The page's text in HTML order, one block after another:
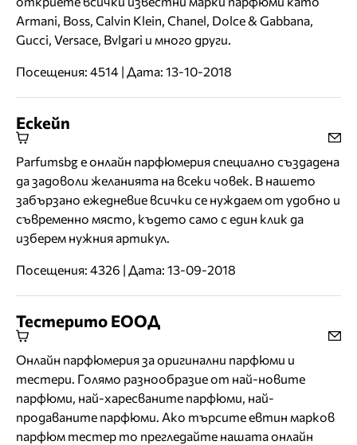
Armani, Boss, Calvin Klein, Chanel, Dolce & Gabbana,
Gucci, Versace, Bvlgari и много други.
Посещения: 4514 | Дата: 13-10-2018
Ескейп
Parfumsbg е онлайн парфюмерия специално създадена
да задоволи желанията на всеки човек. В нашето
забързано ежедневие всички се нуждаем от удобно и
съвременно място, където само с един клик да
изберем нужния артикул.
Посещения: 4326 | Дата: 13-09-2018
Тестерито ЕООД
Онлайн парфюмерия за оригинални парфюми и
тестери. Голямо разнообразие от най-новите
парфюми, най-харесваните парфюми, най-
продаваните парфюми. Ако търсите евтин марков
парфюм тестер то прегледайте нашата онлайн